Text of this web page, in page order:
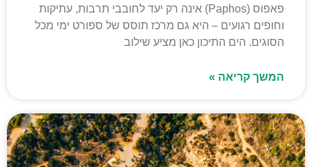
פאפוס (Paphos) אינה רק יעד לחובבי תרבות, עתיקות
וחופים רגועים – היא גם מרכז תוסס של ספורט ימי מכל
הסוגים. הים התיכון כאן מציע שילוב
המשך קריאה »